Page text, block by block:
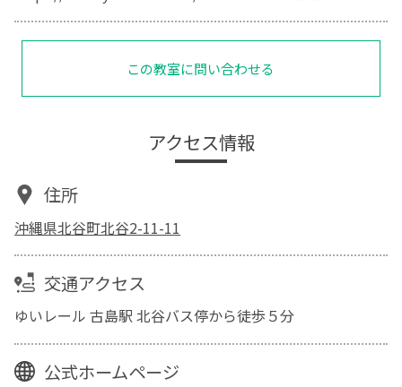
この教室に問い合わせる
アクセス情報
住所
沖縄県北谷町北谷2-11-11
交通アクセス
ゆいレール 古島駅 北谷バス停から徒歩５分
公式ホームページ